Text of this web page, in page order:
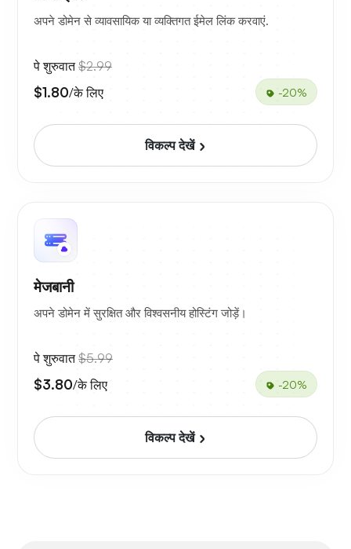
अपने डोमेन से व्यावसायिक या व्यक्तिगत ईमेल लिंक करवाएं.
पे शुरुवात$2.99
$1.80/के लिए -20%
विकल्प देखें
मेजबानी
अपने डोमेन में सुरक्षित और विश्वसनीय होस्टिंग जोड़ें।
पे शुरुवात$5.99
$3.80/के लिए -20%
विकल्प देखें